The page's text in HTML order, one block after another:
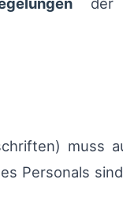
muss
Personals